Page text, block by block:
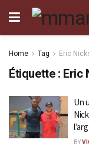
Home Tag Eric
Étiquette : Eric
Un
BY